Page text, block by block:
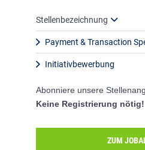
Stellenbezeichnung
Payment & Transaction
Initiativbewerbung
Abonniere unsere
Keine Registrierung nötig!
ZUM